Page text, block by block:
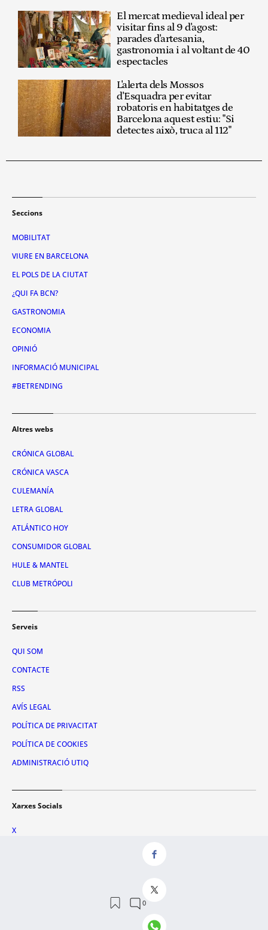
El mercat medieval ideal per
visitar fins al 9 d'agost:
parades d'artesania,
gastronomia i al voltant de 40
espectacles
L'alerta dels Mossos
d'Esquadra per evitar
robatoris en habitatges de
Barcelona aquest estiu: "Si
detectes això, truca al 112"
Seccions
MOBILITAT
VIURE EN BARCELONA
EL POLS DE LA CIUTAT
¿QUI FA BCN?
GASTRONOMIA
ECONOMIA
OPINIÓ
INFORMACIÓ MUNICIPAL
#BETRENDING
Altres webs
CRÓNICA GLOBAL
CRÓNICA VASCA
CULEMANÍA
LETRA GLOBAL
ATLÁNTICO HOY
CONSUMIDOR GLOBAL
HULE & MANTEL
CLUB METRÓPOLI
Serveis
QUI SOM
CONTACTE
RSS
AVÍS LEGAL
POLÍTICA DE PRIVACITAT
POLÍTICA DE COOKIES
ADMINISTRACIÓ UTIQ
Xarxes Socials
X